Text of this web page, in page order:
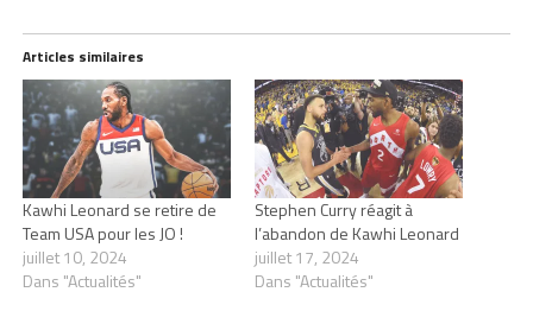
Articles similaires
Kawhi Leonard se retire de
Team USA pour les JO !
juillet 10, 2024
Dans "Actualités"
Stephen Curry réagit à
l’abandon de Kawhi Leonard
juillet 17, 2024
Dans "Actualités"